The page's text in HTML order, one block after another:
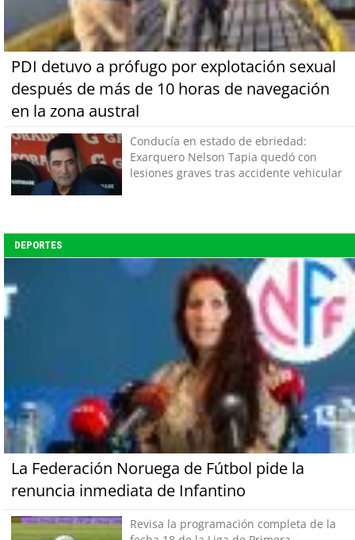
PDI detuvo a prófugo por explotación sexual
después de más de 10 horas de navegación
en la zona austral
Conducía en estado de ebriedad:
Exarquero Nelson Tapia quedó con
lesiones graves tras accidente vehicular
DEPORTES
La Federación Noruega de Fútbol pide la
renuncia inmediata de Infantino
Revisa la programación completa de la